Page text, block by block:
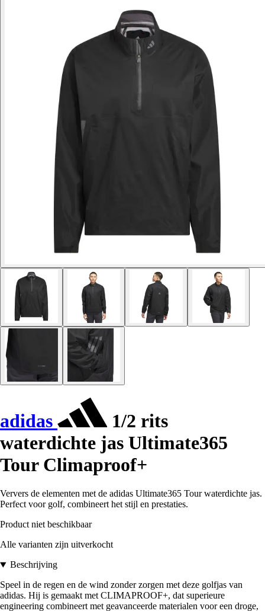
adidas
1/2 rits
waterdichte jas Ultimate365
Tour Climaproof+
Ververs de elementen met de adidas Ultimate365 Tour waterdichte jas.
Perfect voor golf, combineert het stijl en prestaties.
Product niet beschikbaar
Alle varianten zijn uitverkocht
Beschrijving
Speel in de regen en de wind zonder zorgen met deze golfjas van
adidas. Hij is gemaakt met CLIMAPROOF+, dat superieure
engineering combineert met geavanceerde materialen voor een droge,